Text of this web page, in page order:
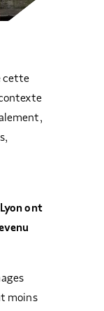
cette
ont
moins